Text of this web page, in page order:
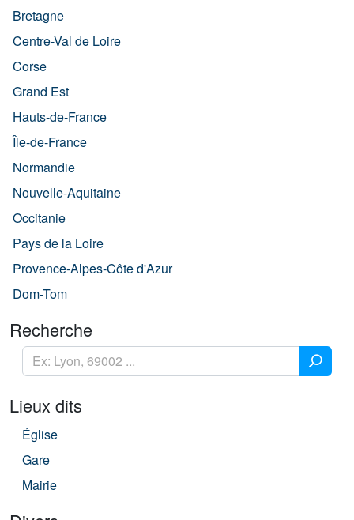
Bretagne
Centre-Val de Loire
Corse
Grand Est
Hauts-de-France
Île-de-France
Normandie
Nouvelle-Aquitaine
Occitanie
Pays de la Loire
Provence-Alpes-Côte d'Azur
Dom-Tom
Recherche
Lieux dits
Église
Gare
Mairie